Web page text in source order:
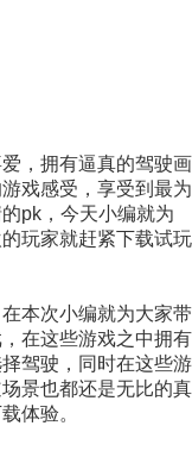
，拥有逼真的驾驶画
戏感受，享受到最为
pk，今天小编就为
玩家就赶紧下载试玩
本次小编就为大家带
在这些游戏之中拥有
驾驶，同时在这些游
景也都还是无比的真
体验。